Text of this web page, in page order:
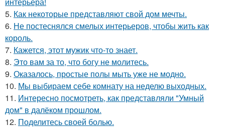
5. Как некоторые представляют свой дом мечты.
6. Не постеснялся смелых интерьеров, чтобы жить как
король.
7. Кажется, этот мужик что-то знает.
8. Это вам за то, что богу не молитесь.
9. Оказалось, простые полы мыть уже не модно.
10. Мы выбираем себе комнату на неделю выходных.
11. Интересно посмотреть, как представляли "Умный
дом" в далёком прошлом.
12. Поделитесь своей болью.